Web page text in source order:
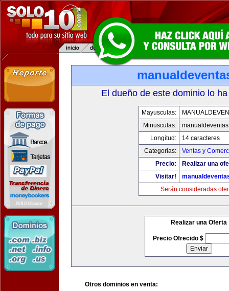
El dueño de este dominio lo
Mayusculas:
Minusculas:
Longitud:
14 caracteres
Categorias:
Ventas y
Precio:
Realizar una
Visitar!
Serán consideradas
Realizar una Oferta
Precio Ofrecido $
Otros dominios en venta: